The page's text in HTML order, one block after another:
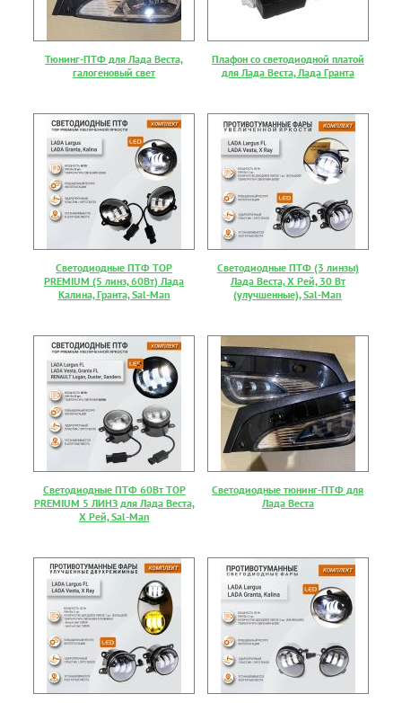
Тюнинг-ПТФ для Лада Веста,
галогеновый свет
Плафон со светодиодной платой
для Лада Веста, Лада Гранта
Светодиодные ПТФ TOP
PREMIUM (5 линз, 60Вт) Лада
Калина, Гранта, Sal-Man
Светодиодные ПТФ (3 линзы)
Лада Веста, Х Рей, 30 Вт
(улучшенные), Sal-Man
Светодиодные ПТФ 60Вт TOP
PREMIUM 5 ЛИНЗ для Лада Веста,
Х Рей, Sal-Man
Светодиодные тюнинг-ПТФ для
Лада Веста